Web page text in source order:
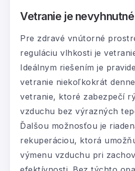
Vetranie je nevyhnutné
Pre zdravé vnútorné
reguláciu vlhkosti je
Ideálnym riešením je
vetranie niekoľkokrát
vetranie, ktoré zabezpečí
vzduchu bez výrazných
Ďalšou možnosťou je
rekuperáciou, ktorá
výmenu vzduchu pri